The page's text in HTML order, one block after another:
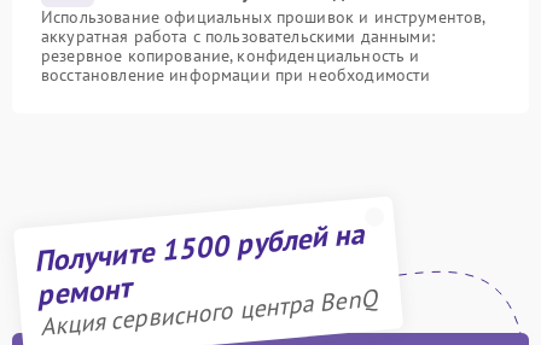
Использование официальных прошивок и инструментов,
аккуратная работа с пользовательскими данными:
резервное копирование, конфиденциальность и
восстановление информации при необходимости
Получите 1500 рублей на
ремонт
Акция сервисного центра BenQ